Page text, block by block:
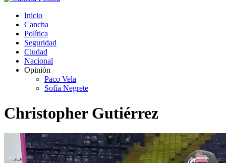
Inicio
Cancha
Política
Seguridad
Ciudad
Nacional
Opinión
Paco Vela
Sofía Negrete
Christopher Gutiérrez